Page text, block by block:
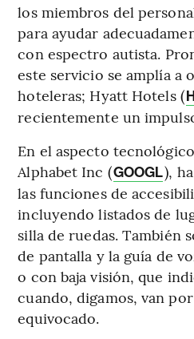
los miembros del
para ayudar
con espectro autista.
este servicio se amplía a
hoteleras; Hyatt Hotels (
recientemente un
En el aspecto
Alphabet Inc (GOOGL),
las funciones de
incluyendo listados de
silla de ruedas. También
de pantalla y la guía de
o con baja visión, que
cuando, digamos, van
equivocado.